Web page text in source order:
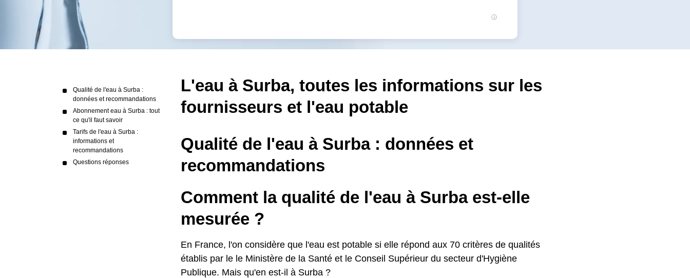
Qualité de l'eau à Surba :
données et recommandations
Abonnement eau à Surba : tout
ce qu'il faut savoir
Tarifs de l'eau à Surba :
informations et
recommandations
Questions réponses
L'eau à Surba, toutes les informations sur les
fournisseurs et l'eau potable
Qualité de l'eau à Surba : données et
recommandations
Comment la qualité de l'eau à Surba est-elle
mesurée ?
En France, l'on considère que l'eau est potable si elle répond aux 70 critères de qualités
établis par le le Ministère de la Santé et le Conseil Supérieur du secteur d'Hygiène
Publique. Mais qu'en est-il à Surba ?